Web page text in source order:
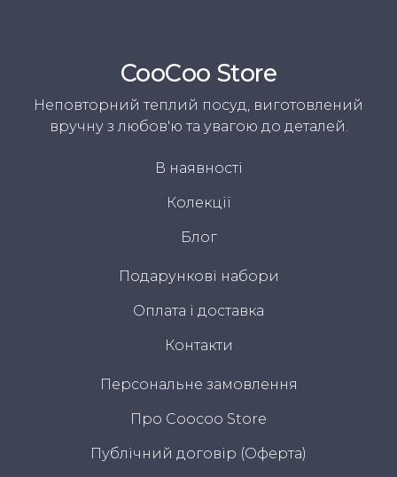
CooСoo Store
Неповторний теплий посуд, виготовлений
вручну з любов'ю та увагою до деталей.
В наявності
Колекції
Блог
Подарункові набори
Оплата і доставка
Контакти
Персональне замовлення
Про Coocoo Store
Публічний договір (Оферта)